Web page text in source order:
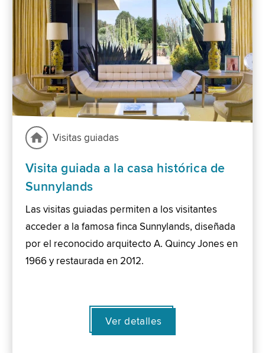
Visitas guiadas
Visita guiada a la casa histórica de
Sunnylands
Las visitas guiadas permiten a los visitantes
acceder a la famosa finca Sunnylands, diseñada
por el reconocido arquitecto A. Quincy Jones en
1966 y restaurada en 2012.
Ver detalles